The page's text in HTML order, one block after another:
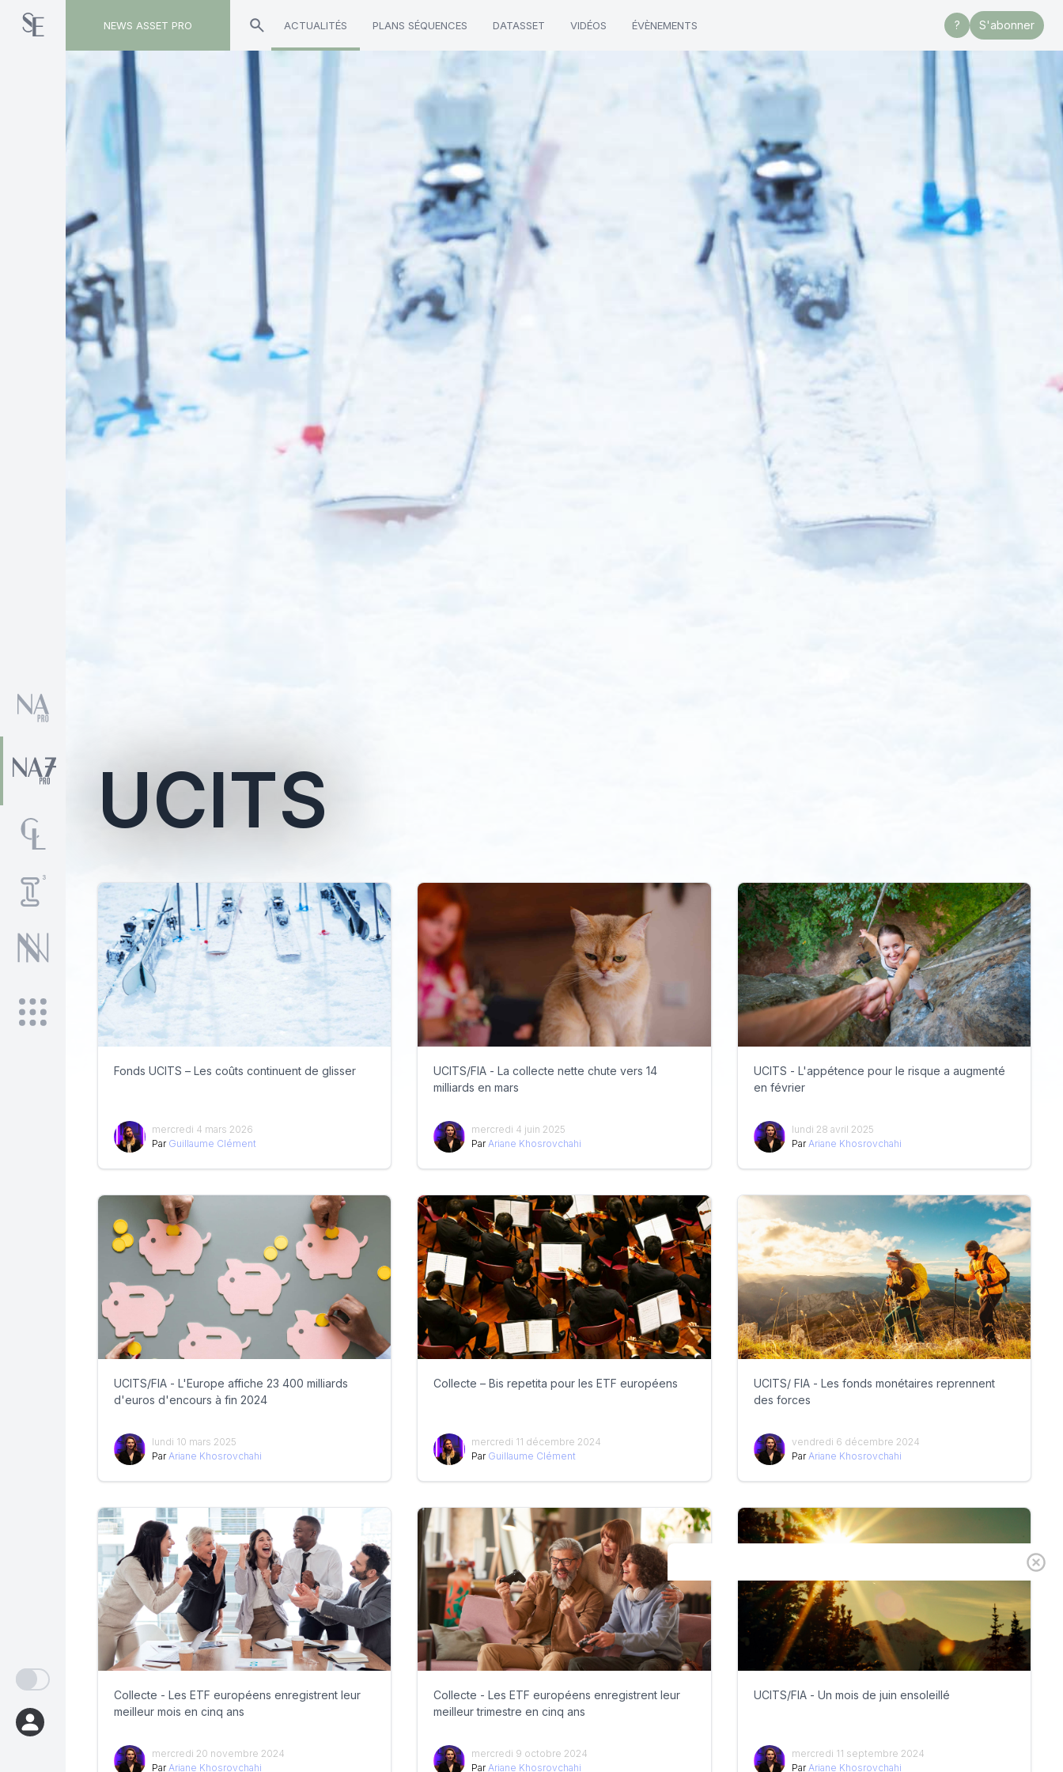
NEWS ASSET PRO ACTUALITÉS PLANS SÉQUENCES DATASSET VIDÉOS ÉVÈNEMENTS ? S'abonner
Toute l'actualité sur le tag "UCITS"
UCITS
Fonds UCITS – Les coûts continuent de glisser
mercredi 4 mars 2026
Par Guillaume Clément
UCITS/FIA - La collecte nette chute vers 14
milliards en mars
mercredi 4 juin 2025
Par Ariane Khosrovchahi
UCITS - L'appétence pour le risque a augmenté
en février
lundi 28 avril 2025
Par Ariane Khosrovchahi
UCITS/FIA - L'Europe affiche 23 400 milliards
d'euros d'encours à fin 2024
lundi 10 mars 2025
Par Ariane Khosrovchahi
Collecte – Bis repetita pour les ETF européens
mercredi 11 décembre 2024
Par Guillaume Clément
UCITS/ FIA - Les fonds monétaires reprennent
des forces
vendredi 6 décembre 2024
Par Ariane Khosrovchahi
Collecte - Les ETF européens enregistrent leur
meilleur mois en cinq ans
mercredi 20 novembre 2024
Par Ariane Khosrovchahi
Collecte - Les ETF européens enregistrent leur
meilleur trimestre en cinq ans
mercredi 9 octobre 2024
Par Ariane Khosrovchahi
UCITS/FIA - Un mois de juin ensoleillé
mercredi 11 septembre 2024
Par Ariane Khosrovchahi